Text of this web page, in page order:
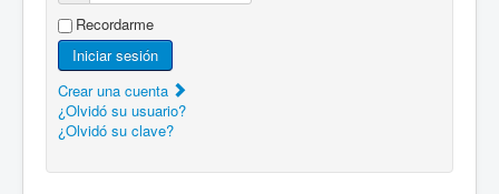
Recordarme
Iniciar sesión
Crear una cuenta
¿Olvidó su usuario?
¿Olvidó su clave?